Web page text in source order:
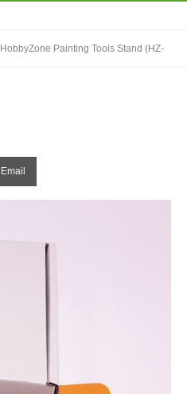
HobbyZone Painting Tools Stand (HZ-
Email